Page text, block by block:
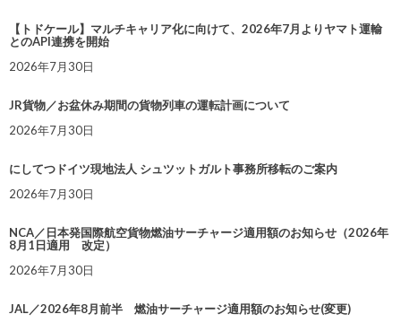
【トドケール】マルチキャリア化に向けて、2026年7月よりヤマト運輸
とのAPI連携を開始
2026年7月30日
JR貨物／お盆休み期間の貨物列車の運転計画について
2026年7月30日
にしてつドイツ現地法人 シュツットガルト事務所移転のご案内
2026年7月30日
NCA／日本発国際航空貨物燃油サーチャージ適用額のお知らせ（2026年
8月1日適用 改定）
2026年7月30日
JAL／2026年8月前半 燃油サーチャージ適用額のお知らせ(変更)